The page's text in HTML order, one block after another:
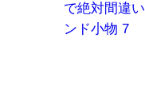
し
い
ウ
ィ
開
き
ま
す)
で絶対間違
ンド小物 7